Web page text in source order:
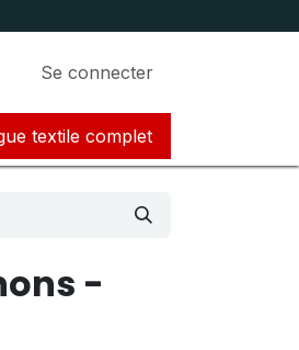
Se connecter
textile complet​​​​​​
-